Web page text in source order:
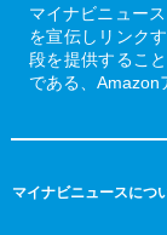
マイナビニュー
を宣伝しリンク
段を提供するこ
である、Amazon
マイナビニュースにつ